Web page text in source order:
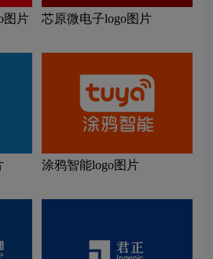
图片 芯原微电子logo图片
涂鸦智能logo图片